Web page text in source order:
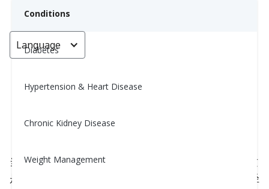
Conditions
Diabetes
Hypertension & Heart Disease
Chronic Kidney Disease
Weight Management
Language
最佳减肥运动策略
Nina Ghamrawi, MS, RD, CDE
当我们减肥时，我们常常认为自己在减掉脂肪。但这
是一种常见的误区——通常，当我们进行节食以减轻